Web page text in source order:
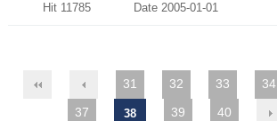
Hit 11785
Date 2005-01-01
31 32 33 34
37
38 39 40